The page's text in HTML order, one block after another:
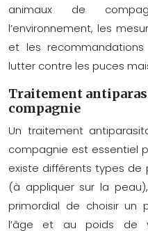
animaux de
l’environnement, les
et les
lutter contre les puces
Traitement
compagnie
Un traitement
compagnie est essentiel
existe différents types de
(à appliquer sur la
primordial de choisir un
l’âge et au poids de